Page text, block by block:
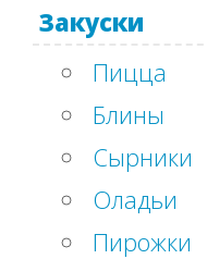
Закуски
Пицца
Блины
Сырники
Оладьи
Пирожки